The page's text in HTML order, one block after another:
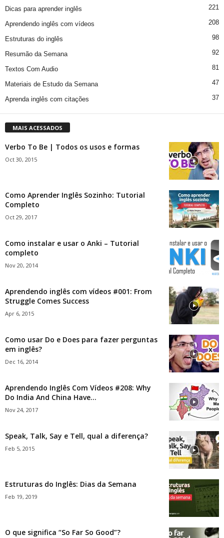
Dicas para aprender inglês 221
Aprendendo inglês com vídeos 208
Estruturas do inglês 98
Resumão da Semana 92
Textos Com Audio 81
Materiais de Estudo da Semana 47
Aprenda inglês com citações 37
MAIS ACESSADOS
Verbo To Be | Todos os usos e formas
Oct 30, 2015
Como Aprender Inglês Sozinho: Tutorial
Completo
Oct 29, 2017
Como instalar e usar o Anki – Tutorial
completo
Nov 20, 2014
Aprendendo inglês com vídeos #001: From
Struggle Comes Success
Apr 6, 2015
Como usar Do e Does para fazer perguntas
em inglês?
Dec 16, 2014
Aprendendo Inglês Com Vídeos #208: Why
Do India And China Have...
Nov 24, 2017
Speak, Talk, Say e Tell, qual a diferença?
Feb 5, 2015
Estruturas do Inglês: Dias da Semana
Feb 19, 2019
O que significa “So Far So Good”?